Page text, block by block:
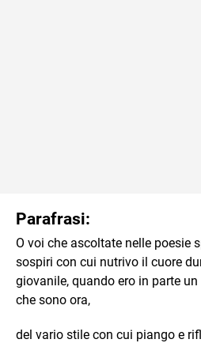
Parafrasi:
O voi che ascoltate nelle poesie
sospiri con cui nutrivo il cuore
giovanile, quando ero in parte
che sono ora,
del vario stile con cui piango e